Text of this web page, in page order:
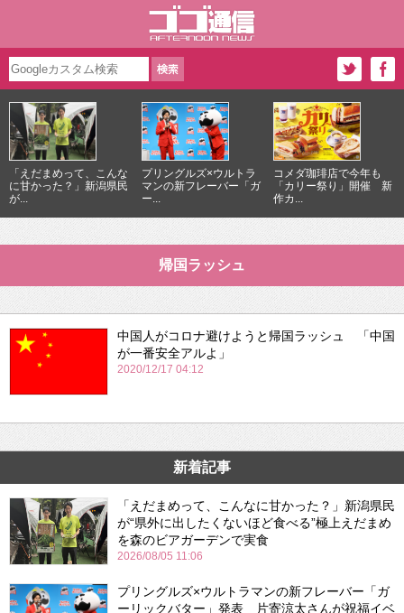
「えだまめって、こんな
に甘かった？」新潟県民
が...
プリングルズ×ウルトラ
マンの新フレーバー「ガ
ー...
コメダ珈琲店で今年も
「カリー祭り」開催 新
作カ...
帰国ラッシュ
中国人がコロナ避けようと帰国ラッシュ 「中国
が一番安全アルよ」
2020/12/17 04:12
新着記事
「えだまめって、こんなに甘かった？」新潟県民
が“県外に出したくないほど食べる”極上えだまめ
を森のビアガーデンで実食
2026/08/05 11:06
プリングルズ×ウルトラマンの新フレーバー「ガ
ーリックバター」発表 片寄涼太さんが祝福イベ